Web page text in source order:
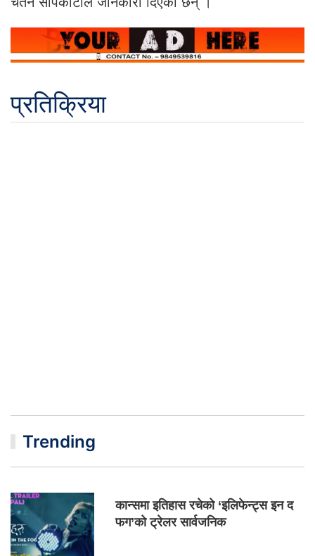
प्रतिक्रिया
Trending
कान्समा इतिहास रचेको ‘इलिफेन्ट्स इन द
फग’को ट्रेलर सार्वजनिक